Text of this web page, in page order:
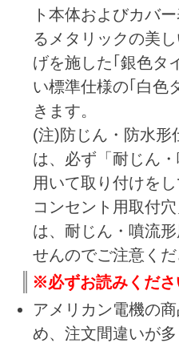
ト本体およびカバ
るメタリックの美
げを施した｢銀色タ
い標準仕様の｢白色
きます。
(注)防じん・防水形
は、必ず「耐じん
用いて取り付けを
コンセント用取付
は、耐じん・噴流
せんのでご注意くだ
※必ずお読みくださ
アメリカン電機の
め、注文間違いが多